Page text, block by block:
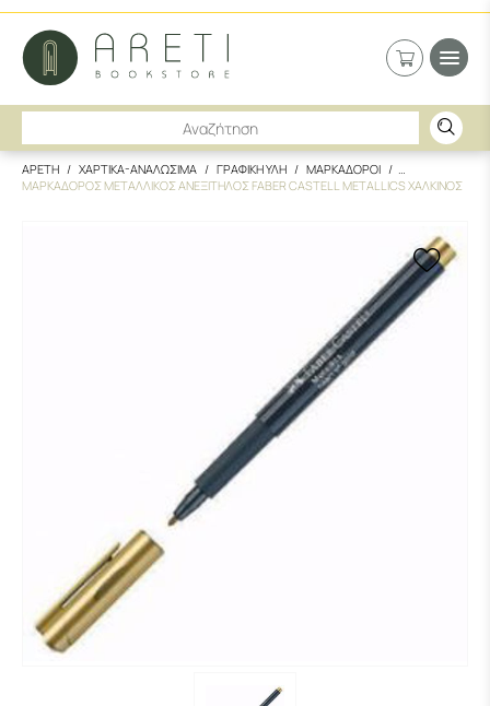
ΑΡΕΤΗ ΧΑΡΤΙΚΑ-ΑΝΑΛΩΣΙΜΑ ΓΡΑΦΙΚΗ ΥΛΗ
ΜΑΡΚΑΔΟΡΟΙ
ΜΑΡΚΑΔΟΡΟΣ ΜΕΤΑΛΛΙΚΟΣ ΑΝΕΞΙΤΗΛΟΣ FABER CASTELL METALLICS ΧΑΛΚΙΝΟΣ